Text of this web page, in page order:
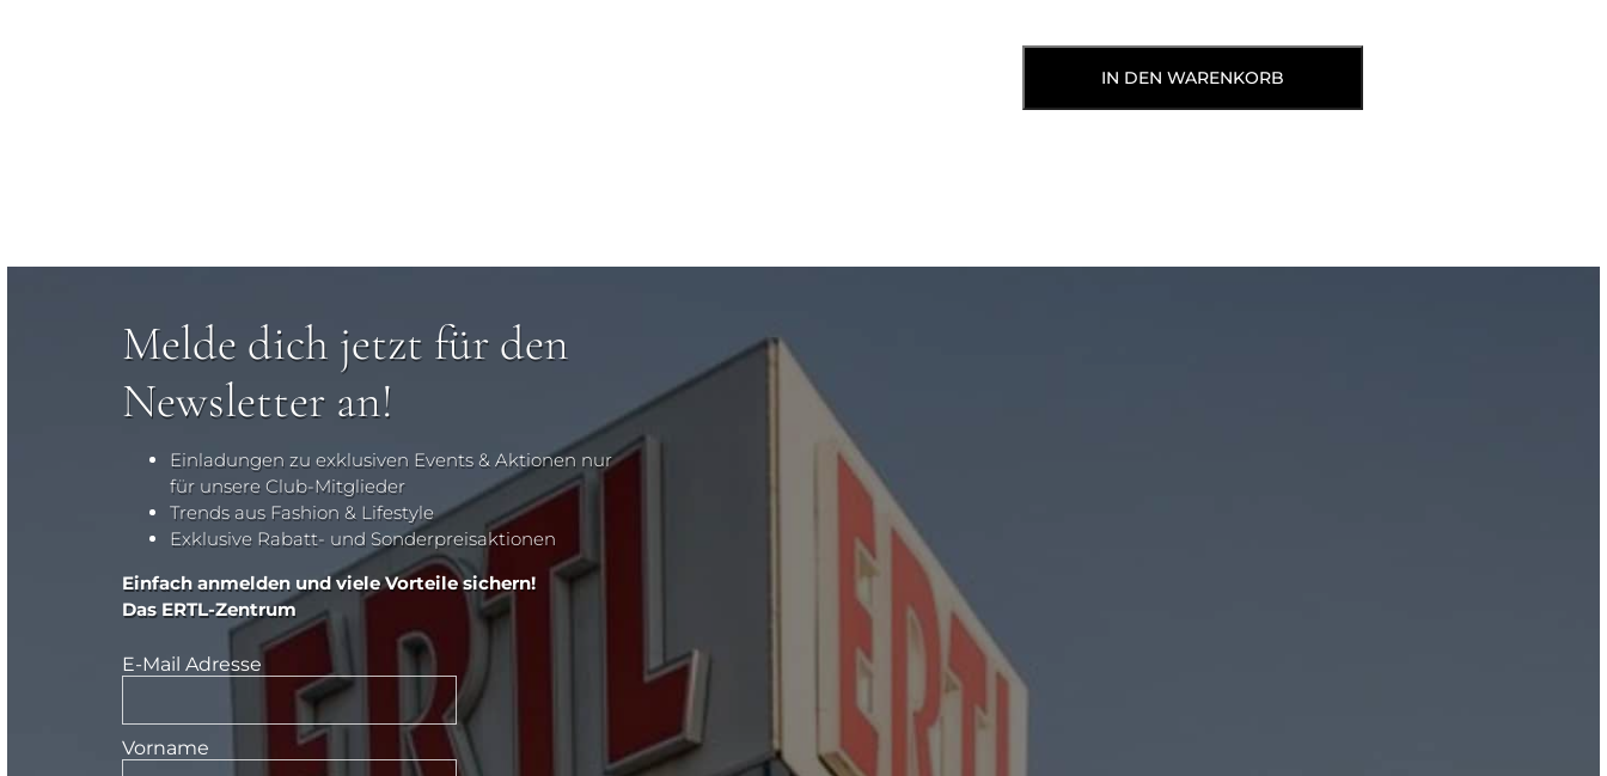
IN DEN WARENKORB
Melde dich jetzt für den
Newsletter an!
Einladungen zu exklusiven Events & Aktionen nur
für unsere Club-Mitglieder
Trends aus Fashion & Lifestyle
Exklusive Rabatt- und Sonderpreisaktionen
Einfach anmelden und viele Vorteile sichern!
Das ERTL-Zentrum
E-Mail Adresse
Vorname